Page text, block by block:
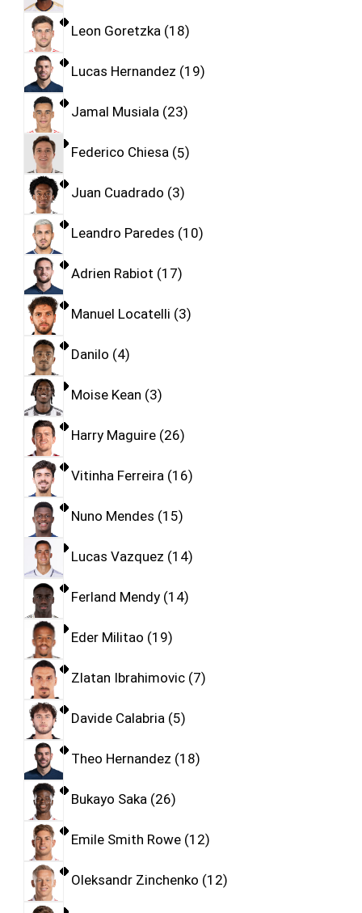
Leon Goretzka 18
Lucas Hernandez 19
Jamal Musiala 23
Federico Chiesa 5
Juan Cuadrado 3
Leandro Paredes 10
Adrien Rabiot 17
Manuel Locatelli 3
Danilo 4
Moise Kean 3
Harry Maguire 26
Vitinha Ferreira 16
Nuno Mendes 15
Lucas Vazquez 14
Ferland Mendy 14
Eder Militao 19
Zlatan Ibrahimovic 7
Davide Calabria 5
Theo Hernandez 18
Bukayo Saka 26
Emile Smith Rowe 12
Oleksandr Zinchenko 12